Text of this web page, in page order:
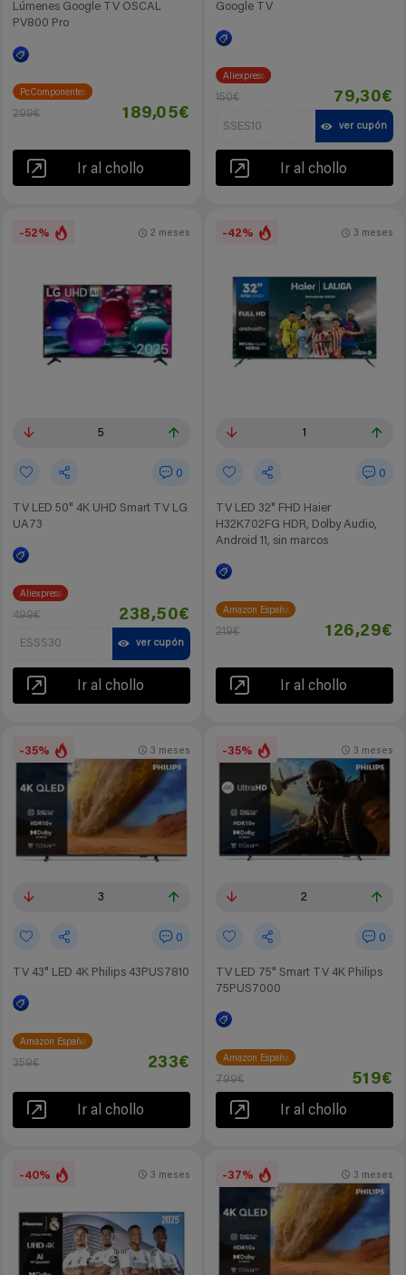
Lúmenes Google TV OSCAL
PV800 Pro
PcComponentes
299€ 189,05€
Ir al chollo
Google TV
Aliexpress
150€ 79,30€
SSES10 ver cupón
Ir al chollo
-52%
5
0
TV LED 50" 4K UHD Smart TV LG
UA73
2 meses
Aliexpress
499€ 238,50€
ESSS30 ver cupón
Ir al chollo
-42%
1
0
TV LED 32" FHD Haier
H32K702FG HDR, Dolby Audio,
Android 11, sin marcos
3 meses
Amazon España
219€ 126,29€
Ir al chollo
-35%
3
0
TV 43" LED 4K Philips 43PUS7810
3 meses
Amazon España
359€ 233€
Ir al chollo
-35%
2
0
TV LED 75" Smart TV 4K Philips
75PUS7000
3 meses
Amazon España
799€ 519€
Ir al chollo
-40% 3 meses -37% 3 meses